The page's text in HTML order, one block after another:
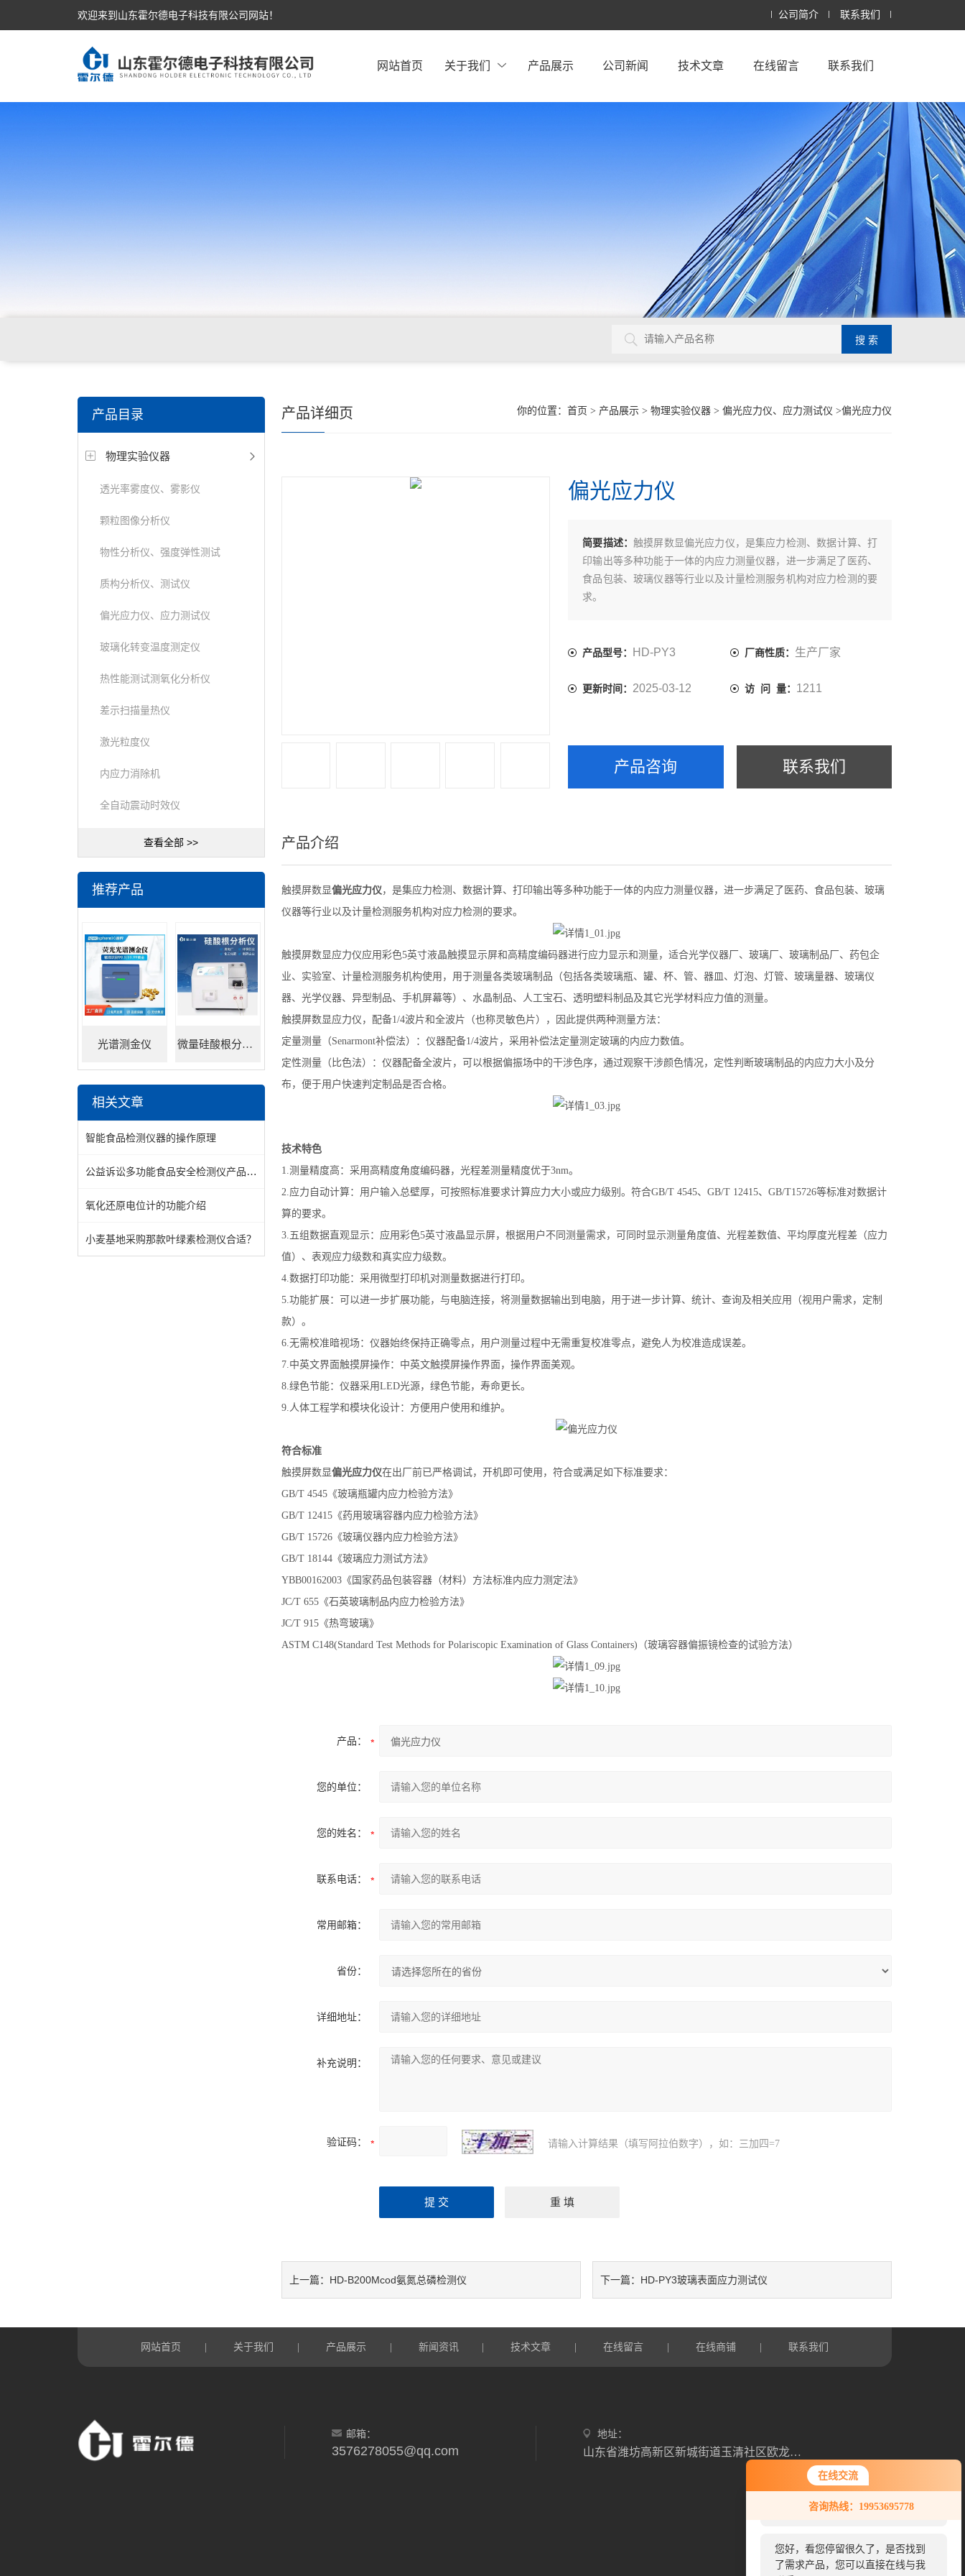
在线交流
咨询热线：19953695778
服务，请问您要咨询什么问题呢？
您好，看您停留很久了，是否找到
了需求产品，您可以直接在线与我
欢迎来到山东霍尔德电子科技有限公司网站！ 公司简介 联系我们
网站首页 关于我们 产品展示 公司新闻 技术文章 在线留言 联系我们
试仪，定氮仪，紫外可见分光光度计
产品目录
物理实验仪器
透光率雾度仪、雾影仪
颗粒图像分析仪
物性分析仪、强度弹性测试
质构分析仪、测试仪
偏光应力仪、应力测试仪
玻璃化转变温度测定仪
热性能测试测氧化分析仪
差示扫描量热仪
激光粒度仪
内应力消除机
全自动震动时效仪
查看全部 >>
推荐产品
光谱测金仪 微量硅酸根分析仪
相关文章
智能食品检测仪器的操作原理
公益诉讼多功能食品安全检测仪产品介绍
氧化还原电位计的功能介绍
小麦基地采购那款叶绿素检测仪合适？
你的位置： 首页 > 产品展示 > 物理实验仪器 > 偏光应力仪、应力测试仪 >偏光应力仪
产品详细页
偏光应力仪
简要描述：触摸屏数显偏光应力仪，是集应力检测、数据计算、打
印输出等多种功能于一体的内应力测量仪器，进一步满足了医药、
食品包装、玻璃仪器等行业以及计量检测服务机构对应力检测的要
求。
产品型号： HD-PY3 厂商性质： 生产厂家
更新时间： 2025-03-12 访 问 量： 1211
产品咨询 联系我们
产品介绍
触摸屏数显偏光应力仪，是集应力检测、数据计算、打印输出等多种功能于一体的内应力测量仪器，进一步满足了医药、食品包装、玻璃
仪器等行业以及计量检测服务机构对应力检测的要求。
触摸屏数显应力仪应用彩色5英寸液晶触摸显示屏和高精度编码器进行应力显示和测量，适合光学仪器厂、玻璃厂、玻璃制品厂、药包企
业、实验室、计量检测服务机构使用，用于测量各类玻璃制品（包括各类玻璃瓶、罐、杯、管、器皿、灯泡、灯管、玻璃量器、玻璃仪
器、光学仪器、异型制品、手机屏幕等）、水晶制品、人工宝石、透明塑料制品及其它光学材料应力值的测量。
触摸屏数显应力仪，配备1/4波片和全波片（也称灵敏色片），因此提供两种测量方法：
定量测量（Senarmont补偿法）：仪器配备1/4波片，采用补偿法定量测定玻璃的内应力数值。
定性测量（比色法）：仪器配备全波片，可以根据偏振场中的干涉色序，通过观察干涉颜色情况，定性判断玻璃制品的内应力大小及分
布，便于用户快速判定制品是否合格。
技术特色
1.测量精度高：采用高精度角度编码器，光程差测量精度优于3nm。
2.应力自动计算：用户输入总壁厚，可按照标准要求计算应力大小或应力级别。符合GB/T 4545、GB/T 12415、GB/T15726等标准对数据计
算的要求。
3.五组数据直观显示：应用彩色5英寸液晶显示屏，根据用户不同测量需求，可同时显示测量角度值、光程差数值、平均厚度光程差（应力
值）、表观应力级数和真实应力级数。
4.数据打印功能：采用微型打印机对测量数据进行打印。
5.功能扩展：可以进一步扩展功能，与电脑连接，将测量数据输出到电脑，用于进一步计算、统计、查询及相关应用（视用户需求，定制
款）。
6.无需校准暗视场：仪器始终保持正确零点，用户测量过程中无需重复校准零点，避免人为校准造成误差。
7.中英文界面触摸屏操作：中英文触摸屏操作界面，操作界面美观。
8.绿色节能：仪器采用LED光源，绿色节能，寿命更长。
9.人体工程学和模块化设计：方便用户使用和维护。
符合标准
触摸屏数显偏光应力仪在出厂前已严格调试，开机即可使用，符合或满足如下标准要求：
GB/T 4545《玻璃瓶罐内应力检验方法》
GB/T 12415《药用玻璃容器内应力检验方法》
GB/T 15726《玻璃仪器内应力检验方法》
GB/T 18144《玻璃应力测试方法》
YBB00162003《国家药品包装容器（材料）方法标准内应力测定法》
JC/T 655《石英玻璃制品内应力检验方法》
JC/T 915《热弯玻璃》
ASTM C148(Standard Test Methods for Polariscopic Examination of Glass Containers)（玻璃容器偏振镜检查的试验方法）
产品：
您的单位：
您的姓名：
联系电话：
常用邮箱：
省份：
详细地址：
补充说明：
验证码： 请输入计算结果（填写阿拉伯数字），如：三加四=7
上一篇： HD-B200Mcod氨氮总磷检测仪 下一篇： HD-PY3玻璃表面应力测试仪
网站首页 关于我们 产品展示 新闻资讯 技术文章 在线留言 在线商铺 联系我们
邮箱：
3576278055@qq.com
地址：
山东省潍坊高新区新城街道玉清社区欧龙科技园3号车间
扫一扫，关注我们